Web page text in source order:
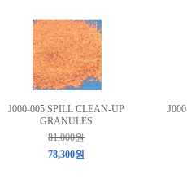
J000-005 SPILL CLEAN-UP
GRANULES
81,000원
78,300원